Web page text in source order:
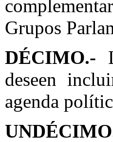
Grupos
DÉCIMO.-
deseen
agenda